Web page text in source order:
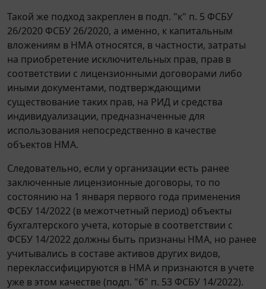
Такой же подход закреплен в подп. "к" п. 5 ФСБУ
26/2020 ФСБУ 26/2020, а именно, к капитальным
вложениям в НМА относятся, в частности, затраты
на приобретение исключительных прав, прав в
соответствии с лицензионными договорами либо
иными документами, подтверждающими
существование таких прав, на РИД и средства
индивидуализации, предназначенные для
использования непосредственно в качестве
объектов НМА.
Следовательно, если у организации есть ранее
заключенные лицензионные договоры, то по
состоянию на 1 января первого года применения
ФСБУ 14/2022 (в межотчетный период) объекты
бухгалтерского учета, которые в соответствии с
ФСБУ 14/2022 должны быть признаны НМА, но ранее
учитывались в составе активов других видов,
переклассифицируются в НМА и признаются в учете
уже в этом качестве (подп. "б" п. 53 ФСБУ 14/2022).